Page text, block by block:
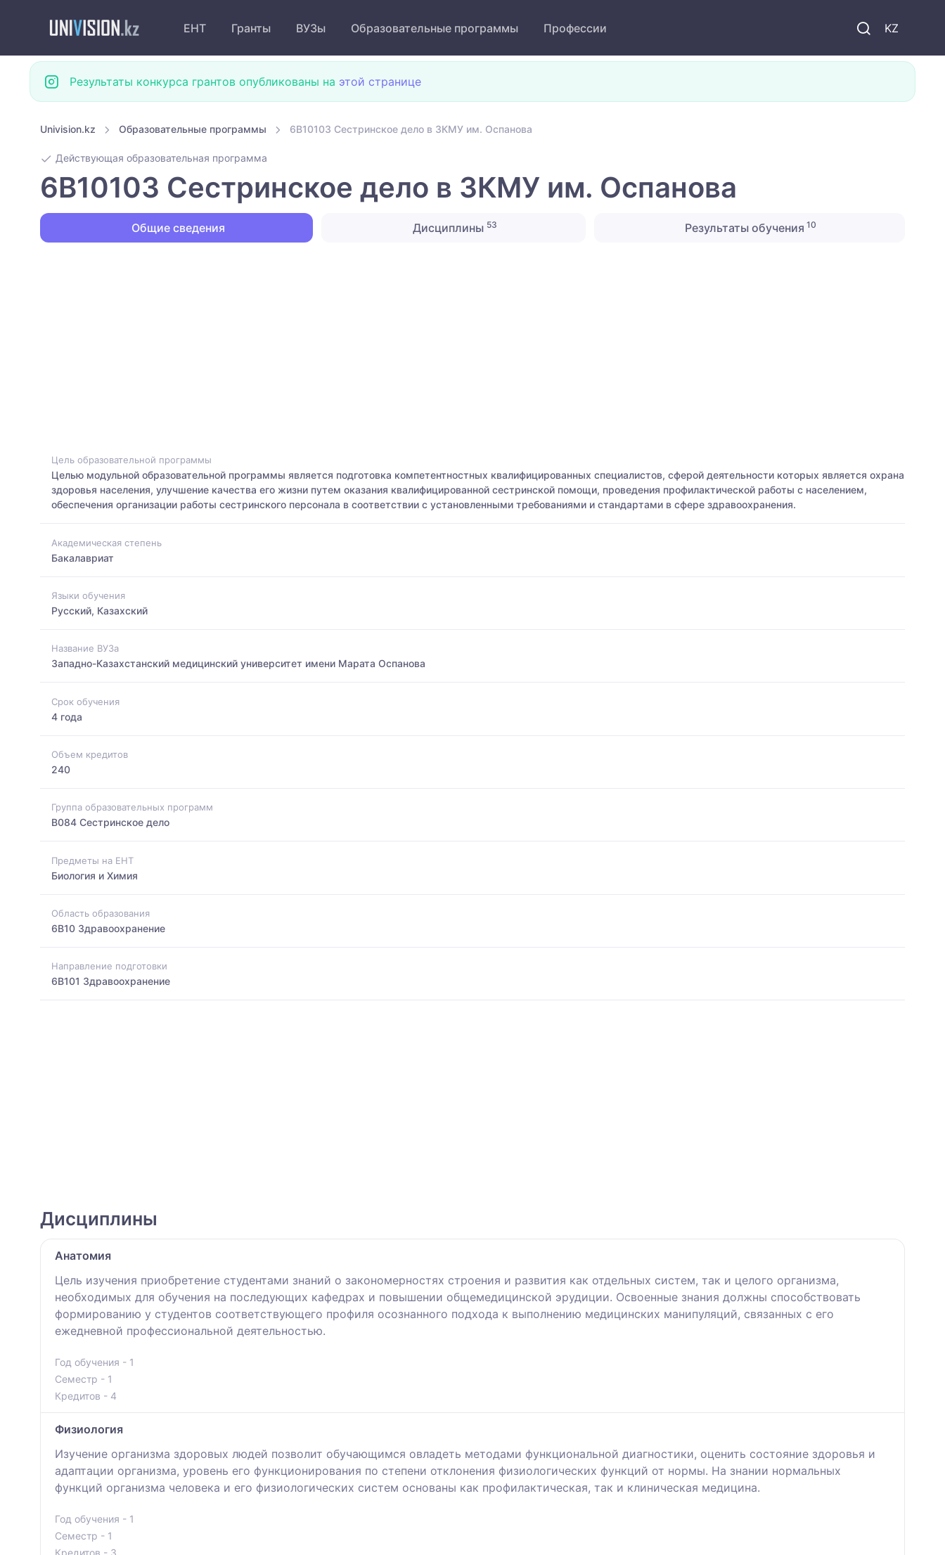
KZ
ЕНТ Гранты ВУЗы Образовательные программы Профессии
Результаты конкурса грантов опубликованы на этой странице
Univision.kz Образовательные программы 6B10103 Сестринское дело в ЗКМУ им. Оспанова
Действующая образовательная программа
6B10103 Сестринское дело в ЗКМУ им. Оспанова
Общие сведения Дисциплины 53 Результаты обучения 10
Цель образовательной программы
Целью модульной образовательной программы является подготовка компетентностных квалифицированных специалистов, сферой деятельности которых является охрана
здоровья населения, улучшение качества его жизни путем оказания квалифицированной сестринской помощи, проведения профилактической работы с населением,
обеспечения организации работы сестринского персонала в соответствии с установленными требованиями и стандартами в сфере здравоохранения.
Академическая степень
Бакалавриат
Языки обучения
Русский, Казахский
Название ВУЗа
Западно-Казахстанский медицинский университет имени Марата Оспанова
Срок обучения
4 года
Объем кредитов
240
Группа образовательных программ
B084 Сестринское дело
Предметы на ЕНТ
Биология и Химия
Область образования
6B10 Здравоохранение
Направление подготовки
6B101 Здравоохранение
Дисциплины
Анатомия
Цель изучения приобретение студентами знаний о закономерностях строения и развития как отдельных систем, так и целого организма,
необходимых для обучения на последующих кафедрах и повышении общемедицинской эрудиции. Освоенные знания должны способствовать
формированию у студентов соответствующего профиля осознанного подхода к выполнению медицинских манипуляций, связанных с его
ежедневной профессиональной деятельностью.
Год обучения - 1
Семестр - 1
Кредитов - 4
Физиология
Изучение организма здоровых людей позволит обучающимся овладеть методами функциональной диагностики, оценить состояние здоровья и
адаптации организма, уровень его функционирования по степени отклонения физиологических функций от нормы. На знании нормальных
функций организма человека и его физиологических систем основаны как профилактическая, так и клиническая медицина.
Год обучения - 1
Семестр - 1
Кредитов - 3